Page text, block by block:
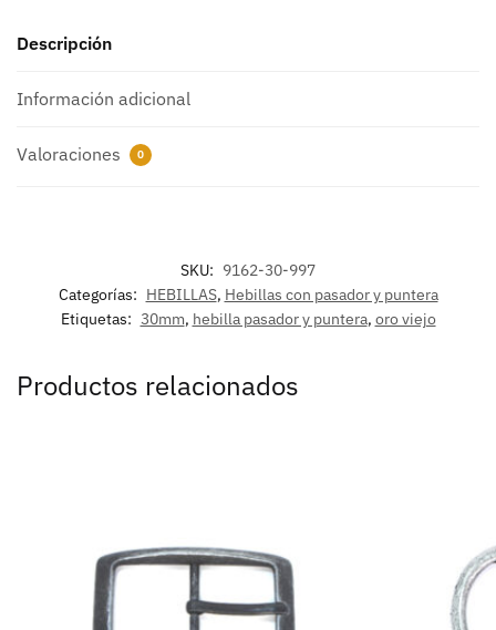
Descripción
Información adicional
Valoraciones 0
SKU: 9162-30-997
Categorías: HEBILLAS, Hebillas con pasador y puntera
Etiquetas: 30mm, hebilla pasador y puntera, oro viejo
Productos relacionados